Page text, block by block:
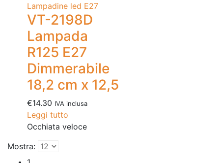
Lampadine led E27
VT-2198D
Lampada
R125 E27
Dimmerabile
18,2 cm x 12,5
€14.30 IVA inclusa
Leggi tutto
Occhiata veloce
Mostra: